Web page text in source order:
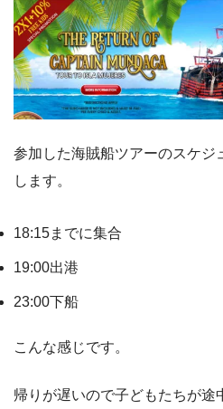
参加した海賊船ツアーのスケジ
します。
18:15までに集合
19:00出港
23:00下船
こんな感じです。
帰りが遅いので子どもたちが途